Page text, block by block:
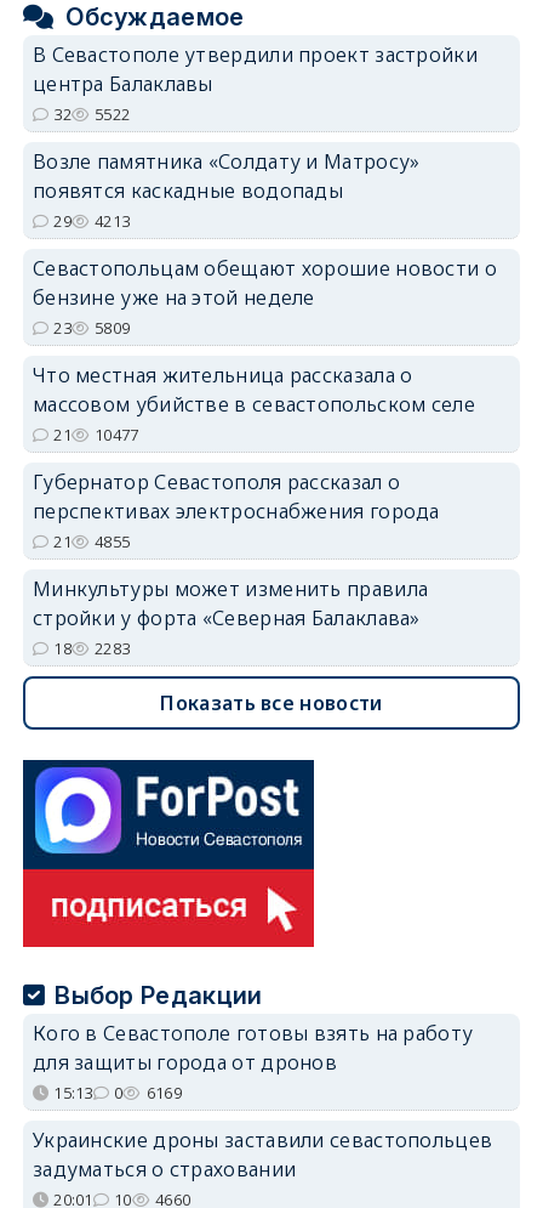
Обсуждаемое
В Севастополе утвердили проект застройки
центра Балаклавы
32 5522
Возле памятника «Солдату и Матросу»
появятся каскадные водопады
29 4213
Севастопольцам обещают хорошие новости о
бензине уже на этой неделе
23 5809
Что местная жительница рассказала о
массовом убийстве в севастопольском селе
21 10477
Губернатор Севастополя рассказал о
перспективах электроснабжения города
21 4855
Минкультуры может изменить правила
стройки у форта «Северная Балаклава»
18 2283
Показать все новости
Выбор Редакции
Кого в Севастополе готовы взять на работу
для защиты города от дронов
15:13 0 6169
Украинские дроны заставили севастопольцев
задуматься о страховании
20:01 10 4660